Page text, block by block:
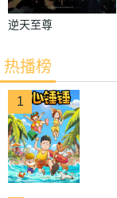
逆天至尊
热播榜
1